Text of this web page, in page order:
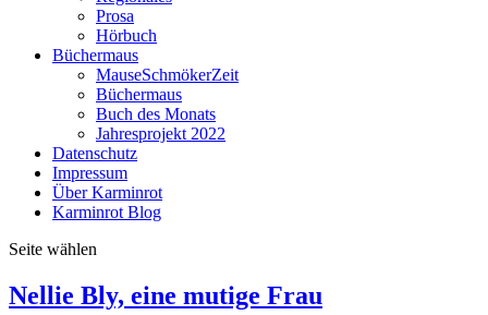
Prosa
Hörbuch
Büchermaus
MauseSchmökerZeit
Büchermaus
Buch des Monats
Jahresprojekt 2022
Datenschutz
Impressum
Über Karminrot
Karminrot Blog
Seite wählen
Nellie Bly, eine mutige Frau